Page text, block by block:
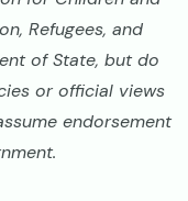
Refugees, and
of State, but do
or official views
endorsement